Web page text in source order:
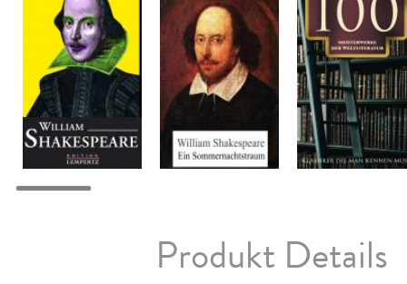
Produkt Details